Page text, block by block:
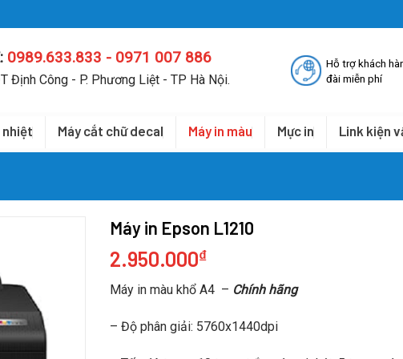
: 0989.633.833 - 0971 007 886
Định Công - P. Phương Liệt - TP Hà Nội.
Hỗ trợ khách
đài miễn phí
nhiệt Máy cắt chữ decal Máy in màu Mực in Link kiện
Máy in Epson L1210
2.950.000₫
Máy in màu khổ A4 – Chính hãng
– Độ phân giải: 5760x1440dpi